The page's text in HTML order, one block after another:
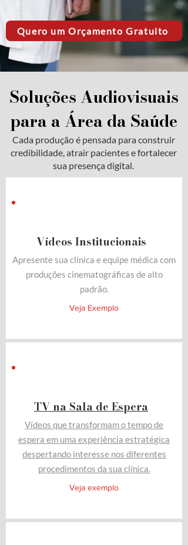
Quero um Orçamento Gratuito
Soluções Audiovisuais
para a Área da Saúde
Cada produção é pensada para construir
credibilidade, atrair pacientes e fortalecer
sua presença digital.
Vídeos Institucionais
Apresente sua clínica e equipe médica com
produções cinematográficas de alto
padrão.
Veja Exemplo
TV na Sala de Espera
Vídeos que transformam o tempo de
espera em uma experiência estratégica
despertando interesse nos diferentes
procedimentos da sua clínica.
Veja exemplo